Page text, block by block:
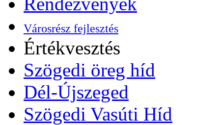
Városrész fejlesztés
Értékvesztés
Szögedi öreg híd
Dél-Újszeged
Szögedi Vasúti Híd